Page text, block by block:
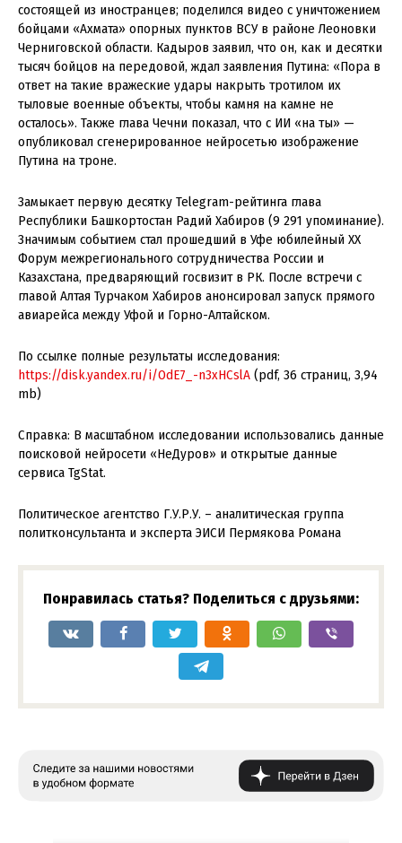
состоящей из иностранцев; поделился видео с уничтожением
бойцами «Ахмата» опорных пунктов ВСУ в районе Леоновки
Черниговской области. Кадыров заявил, что он, как и десятки
тысяч бойцов на передовой, ждал заявления Путина: «Пора в
ответ на такие вражеские удары накрыть тротилом их
тыловые военные объекты, чтобы камня на камне не
осталось». Также глава Чечни показал, что с ИИ «на ты» —
опубликовал сгенерированное нейросетью изображение
Путина на троне.
Замыкает первую десятку Telegram-рейтинга глава
Республики Башкортостан Радий Хабиров (9 291 упоминание).
Значимым событием стал прошедший в Уфе юбилейный ХХ
Форум межрегионального сотрудничества России и
Казахстана, предваряющий госвизит в РК. После встречи с
главой Алтая Турчаком Хабиров анонсировал запуск прямого
авиарейса между Уфой и Горно-Алтайском.
По ссылке полные результаты исследования:
https://disk.yandex.ru/i/OdE7_-n3xHCslA (pdf, 36 страниц, 3,94
mb)
Справка: В масштабном исследовании использовались данные
поисковой нейросети «НеДуров» и открытые данные
сервиса TgStat.
Политическое агентство Г.У.Р.У. – аналитическая группа
политконсультанта и эксперта ЭИСИ Пермякова Романа
Понравилась статья? Поделиться с друзьями: